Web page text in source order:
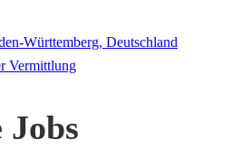
Württemberg, Deutschland
Vermittlung
Jobs